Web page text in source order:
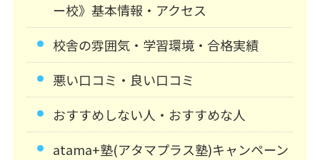
ー校》基本情報・アクセス
校舎の雰囲気・学習環境・合格実績
悪い口コミ・良い口コミ
おすすめしない人・おすすめな人
atama+塾(アタマプラス塾)キャンペーン